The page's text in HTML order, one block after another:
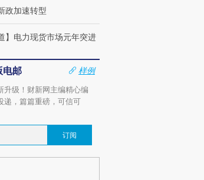
政加速转型
】电力现货市场元年突进
电邮
样例
升级！财新网主编精心编
递，篇篇重磅，可信可
订阅